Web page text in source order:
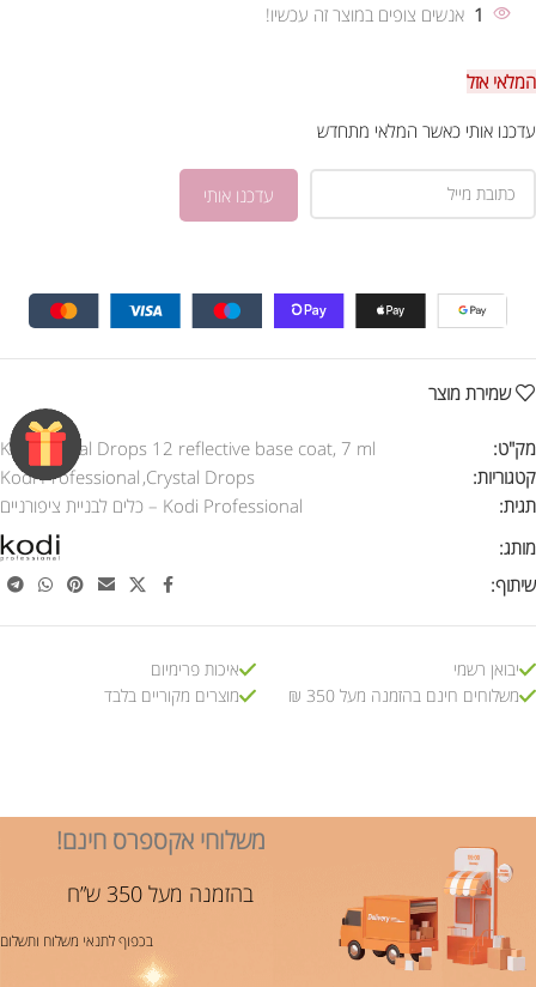
1 אנשים צופים במוצר זה עכשיו!
המלאי אזל
עדכנו אותי כאשר המלאי מתחדש
שמירת מוצר
מק"ט:
Kodi crystal Drops 12 reflective base coat, 7 ml
קטגוריות:
Crystal Drops
,
Kodi Professional
תגית:
Kodi Professional – כלים לבניית ציפורניים
מותג:
שיתוף:
יבואן רשמי
משלוחים חינם בהזמנה מעל 350 ₪
איכות פרימיום
מוצרים מקוריים בלבד
משלוחי אקספרס חינם!
בהזמנה מעל 350 ש”ח
בכפוף לתנאי משלוח ותשלום